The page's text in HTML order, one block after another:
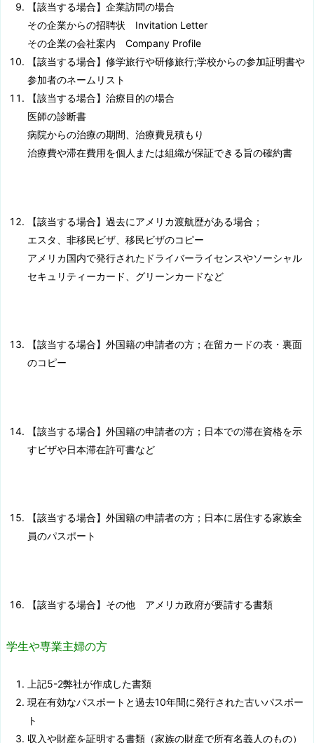
【該当する場合】企業訪問の場合
その企業からの招聘状 Invitation Letter
その企業の会社案内 Company Profile
【該当する場合】修学旅行や研修旅行;学校からの参加証明書や
参加者のネームリスト
【該当する場合】治療目的の場合
医師の診断書
病院からの治療の期間、治療費見積もり
治療費や滞在費用を個人または組織が保証できる旨の確約書
【該当する場合】過去にアメリカ渡航歴がある場合；
エスタ、非移民ビザ、移民ビザのコピー
アメリカ国内で発行されたドライバーライセンスやソーシャル
セキュリティーカード、グリーンカードなど
【該当する場合】外国籍の申請者の方；在留カードの表・裏面
のコピー
【該当する場合】外国籍の申請者の方；日本での滞在資格を示
すビザや日本滞在許可書など
【該当する場合】外国籍の申請者の方；日本に居住する家族全
員のパスポート
【該当する場合】その他 アメリカ政府が要請する書類
学生や専業主婦の方
上記5-2弊社が作成した書類
現在有効なパスポートと過去10年間に発行された古いパスポー
ト
収入や財産を証明する書類（家族の財産で所有名義人のもの）